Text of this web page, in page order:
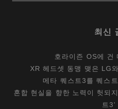
최신
호라이즌 OS에 건
XR 헤드셋 동맹 맺은 LG
메타 퀘스트3를 퀘스
혼합 현실을 향한 노력이 헛되
트3’